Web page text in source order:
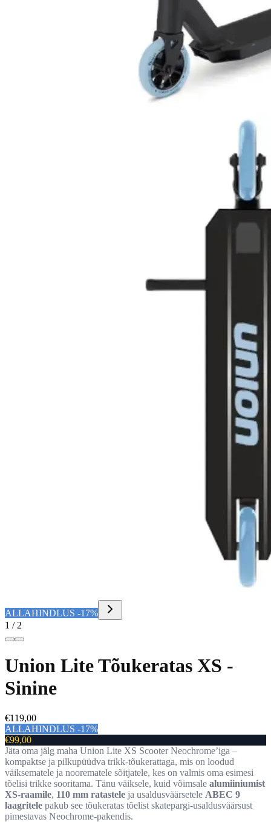
ALLAHINDLUS -17%
1 / 2
Union Lite Tõukeratas XS -
Sinine
€119,00
ALLAHINDLUS -17%
€99,00
Jäta oma jälg maha Union Lite XS Scooter Neochrome’iga –
kompaktse ja pilkupüüdva trikk-tõukerattaga, mis on loodud
väiksematele ja noorematele sõitjatele, kes on valmis oma esimesi
tõelisi trikke sooritama. Tänu väiksele, kuid võimsale alumiiniumist
XS-raamile, 110 mm ratastele ja usaldusväärsetele ABEC 9
laagritele pakub see tõukeratas tõelist skatepargi-usaldusväärsust
pimestavas Neochrome-pakendis.